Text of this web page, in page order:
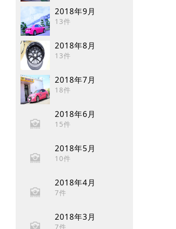
2018年9月
13件
2018年8月
13件
2018年7月
18件
2018年6月
15件
2018年5月
10件
2018年4月
7件
2018年3月
7件